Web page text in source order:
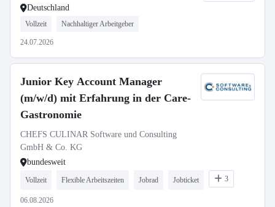
Deutschland
Vollzeit Nachhaltiger Arbeitgeber
24.07.2026
Junior Key Account Manager
(m/w/d) mit Erfahrung in der Care-
Gastronomie
CHEFS CULINAR Software und Consulting
GmbH & Co. KG
bundesweit
Vollzeit Flexible Arbeitszeiten Jobrad Jobticket 3
06.08.2026